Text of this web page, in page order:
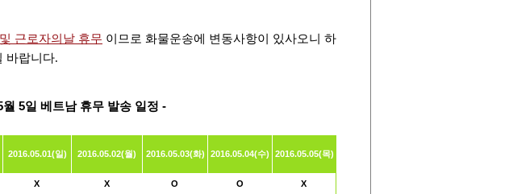
근로자의날 휴무 이므로 화물운송에 변동사항이 있사오니 하
바랍니다.
월 5일 베트남 휴무 발송 일정 -
2016.05.01(일) 2016.05.02(월) 2016.05.03(화) 2016.05.04(수) 2016.05.05(목)
X X O O X